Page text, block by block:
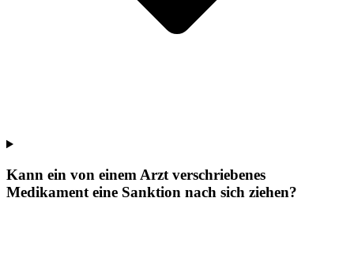
Kann ein von einem Arzt verschriebenes
Medikament eine Sanktion nach sich ziehen?